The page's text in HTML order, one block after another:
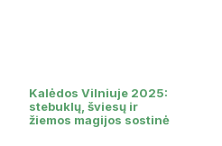
Kalėdos Vilniuje 2025:
stebuklų, šviesų ir
žiemos magijos sostinė